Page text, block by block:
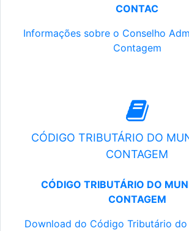
CONTAC
Informações sobre o Conselho
Contagem
CÓDIGO TRIBUTÁRIO DO
CONTAGEM
CÓDIGO TRIBUTÁRIO DO
CONTAGEM
Download do Código Tributário